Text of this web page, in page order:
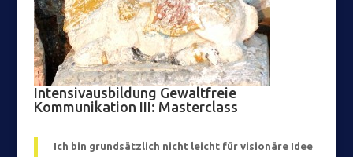
Intensivausbildung Gewaltfreie
Kommunikation III: Masterclass
Ich bin grundsätzlich nicht leicht für visionäre Idee